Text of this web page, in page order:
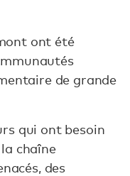
ont été
de grande
qui ont besoin
chaîne
des